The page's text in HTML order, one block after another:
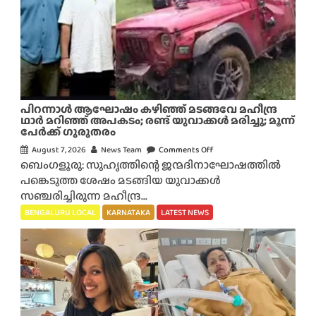
പിറന്നാൾ ആഘോഷം കഴിഞ്ഞ് മടങ്ങവേ മഹീന്ദ്ര
ഥാർ മറിഞ്ഞ് അപകടം; രണ്ട് യുവാക്കൾ മരിച്ചു; മൂന്ന്
പേർക്ക് ഗുരുതരം
August 7, 2026 News Team Comments Off
n
പി
ൾ
ആ
ഘോ
ഷം
ക
ഴി
ബെംഗളൂരു: സുഹൃത്തിന്റെ ജന്മദിനാഘോഷത്തിൽ
പങ്കെടുത്ത ശേഷം മടങ്ങിയ യുവാക്കൾ
സഞ്ചരിച്ചിരുന്ന മഹീന്ദ്ര...
BENGALURU LOCAL KARNATAKA LATEST NEWS